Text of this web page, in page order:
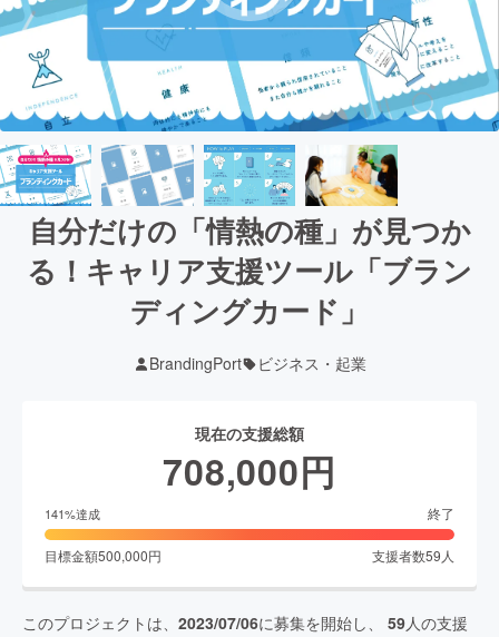
自分だけの「情熱の種」が見つか
る！キャリア支援ツール「ブラン
ディングカード」
BrandingPort ビジネス・起業
現在の支援総額
708,000円
141%達成 終了
目標金額500,000円 支援者数59 人
このプロジェクトは、 2023/07/06に募集を開始し、 59人の支援